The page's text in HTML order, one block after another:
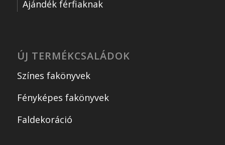
Ajándék férfiaknak
ÚJ TERMÉKCSALÁDOK
Színes fakönyvek
Fényképes fakönyvek
Faldekoráció